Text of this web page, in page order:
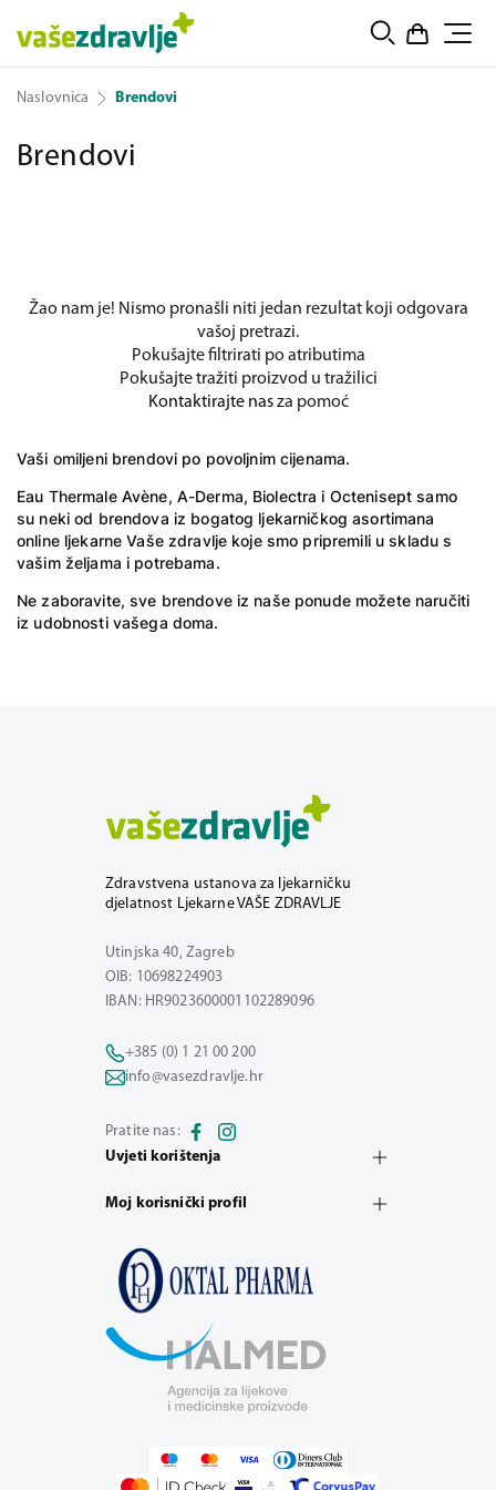
Naslovnica Brendovi
Brendovi
Žao nam je! Nismo pronašli niti jedan rezultat koji odgovara
vašoj pretrazi.
Pokušajte filtrirati po atributima
Pokušajte tražiti proizvod u tražilici
Kontaktirajte nasza pomoć
Vaši omiljeni brendovi po povoljnim cijenama.
Eau Thermale Avène, A-Derma, Biolectra i Octenisept samo
su neki od brendova iz bogatog ljekarničkog asortimana
online ljekarne Vaše zdravlje koje smo pripremili u skladu s
vašim željama i potrebama.
Ne zaboravite, sve brendove iz naše ponude možete naručiti
iz udobnosti vašega doma.
Zdravstvena ustanova za ljekarničku
djelatnost Ljekarne VAŠE ZDRAVLJE
Utinjska 40, Zagreb
OIB: 10698224903
IBAN: HR9023600001102289096
+385 (0) 1 21 00 200
info@vasezdravlje.hr
Pratite nas:
Uvjeti korištenja
Moj korisnički profil